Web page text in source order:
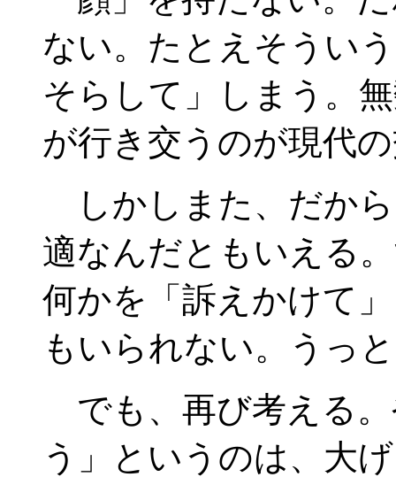
ない。たとえそうい
そらして」しまう。
が行き交うのが現代
しかしまた、だか
適なんだともいえる
何かを「訴えかけて
もいられない。うっ
でも、再び考える
う」というのは、大